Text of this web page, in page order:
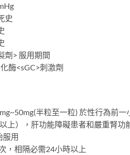
史
劑> 服用期間
酶<sGC>刺激劑
半粒至一粒) 於性行為前一
上），肝功能障礙患者和嚴重腎
服用
，相隔必需24小時以上